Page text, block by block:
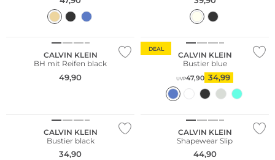
CALVIN KLEIN
BH mit Reifen black
49,90
DEAL
CALVIN KLEIN
Bustier blue
UVP47,90 34,99
CALVIN KLEIN
Bustier black
34,90
CALVIN KLEIN
Shapewear Slip
44,90